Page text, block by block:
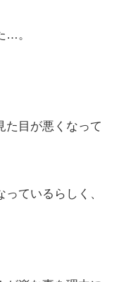
…。
た目が悪くなって
ているらしく、